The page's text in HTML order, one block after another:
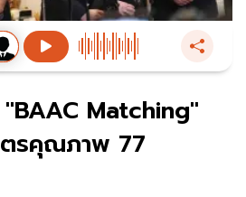
Matching"
รคุณภาพ 77